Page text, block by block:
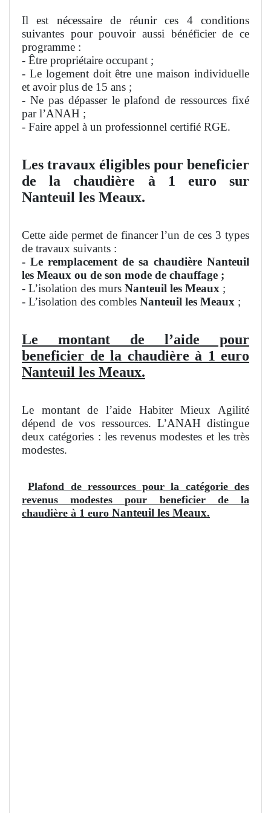
Il est nécessaire de réunir ces 4 conditions
suivantes pour pouvoir aussi bénéficier de ce
programme :
- Être propriétaire occupant ;
- Le logement doit être une maison individuelle
et avoir plus de 15 ans ;
- Ne pas dépasser le plafond de ressources fixé
par l’ANAH ;
- Faire appel à un professionnel certifié RGE.
Les travaux éligibles pour beneficier
de la chaudière à 1 euro sur
Nanteuil les Meaux.
Cette aide permet de financer l’un de ces 3 types
de travaux suivants :
- Le remplacement de sa chaudière Nanteuil
les Meaux ou de son mode de chauffage ;
- L’isolation des murs Nanteuil les Meaux ;
- L’isolation des combles Nanteuil les Meaux ;
Le montant de l’aide pour
beneficier de la chaudière à 1 euro
Nanteuil les Meaux.
Le montant de l’aide Habiter Mieux Agilité
dépend de vos ressources. L’ANAH distingue
deux catégories : les revenus modestes et les très
modestes.
Plafond de ressources pour la catégorie des
revenus modestes pour beneficier de la
chaudière à 1 euro Nanteuil les Meaux.